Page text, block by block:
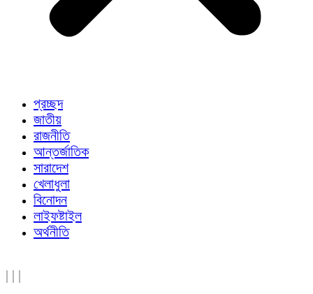
প্রচ্ছদ
জাতীয়
রাজনীতি
আন্তর্জাতিক
সারাদেশ
খেলাধুলা
বিনোদন
লাইফষ্টাইল
অর্থনীতি
| | |